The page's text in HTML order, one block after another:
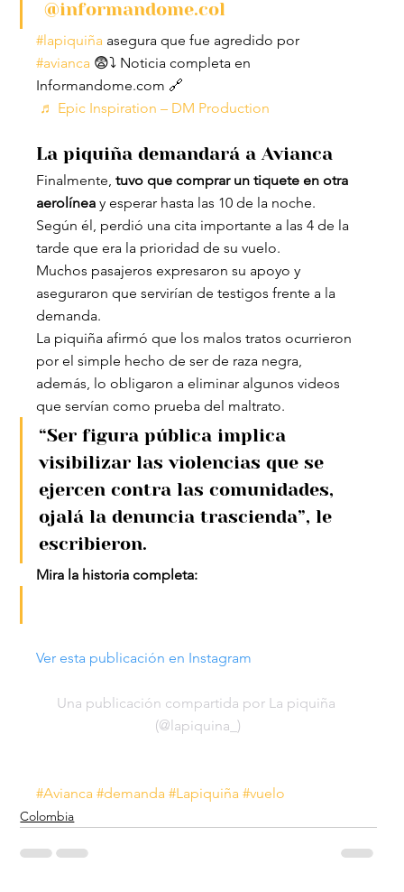
@informandome.col
#lapiquiña asegura que fue agredido por
#avianca 😨⤵️ Noticia completa en
Informandome.com 🔗
♬ Epic Inspiration – DM Production
La piquiña demandará a Avianca
Finalmente, tuvo que comprar un tiquete en otra
aerolínea y esperar hasta las 10 de la noche.
Según él, perdió una cita importante a las 4 de la
tarde que era la prioridad de su vuelo.
Muchos pasajeros expresaron su apoyo y
aseguraron que servirían de testigos frente a la
demanda.
La piquiña afirmó que los malos tratos ocurrieron
por el simple hecho de ser de raza negra,
además, lo obligaron a eliminar algunos videos
que servían como prueba del maltrato.
“Ser figura pública implica
visibilizar las violencias que se
ejercen contra las comunidades,
ojalá la denuncia trascienda”, le
escribieron.
Mira la historia completa:
Ver esta publicación en Instagram
Una publicación compartida por La piquiña
(@lapiquina_)
#Avianca #demanda #Lapiquiña #vuelo
Colombia